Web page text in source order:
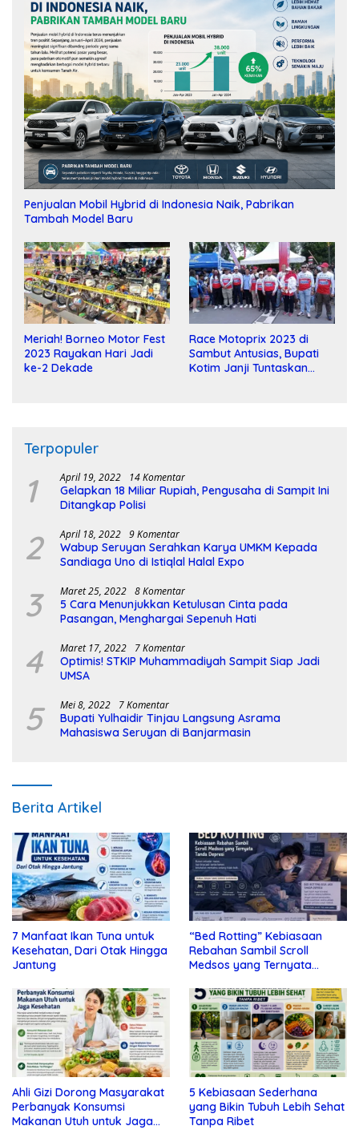
Penjualan Mobil Hybrid di Indonesia Naik, Pabrikan
Tambah Model Baru
Meriah! Borneo Motor Fest
2023 Rayakan Hari Jadi
ke-2 Dekade
Race Motoprix 2023 di
Sambut Antusias, Bupati
Kotim Janji Tuntaskan
Terpopuler
1 April 19, 2022 14 Komentar
Gelapkan 18 Miliar Rupiah, Pengusaha di Sampit Ini
Ditangkap Polisi
2 April 18, 2022 9 Komentar
Wabup Seruyan Serahkan Karya UMKM Kepada
Sandiaga Uno di Istiqlal Halal Expo
3 Maret 25, 2022 8 Komentar
5 Cara Menunjukkan Ketulusan Cinta pada
Pasangan, Menghargai Sepenuh Hati
4 Maret 17, 2022 7 Komentar
Optimis! STKIP Muhammadiyah Sampit Siap Jadi
UMSA
5 Mei 8, 2022 7 Komentar
Bupati Yulhaidir Tinjau Langsung Asrama
Mahasiswa Seruyan di Banjarmasin
Berita Artikel
7 Manfaat Ikan Tuna untuk
Kesehatan, Dari Otak Hingga
Jantung
“Bed Rotting” Kebiasaan
Rebahan Sambil Scroll
Medsos yang Ternyata
Ahli Gizi Dorong Masyarakat
Perbanyak Konsumsi
Makanan Utuh untuk Jaga
5 Kebiasaan Sederhana
yang Bikin Tubuh Lebih Sehat
Tanpa Ribet